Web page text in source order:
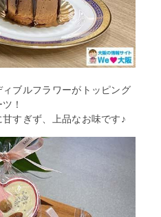
ブルフラワーがトッピング
！
すぎず、上品なお味です♪